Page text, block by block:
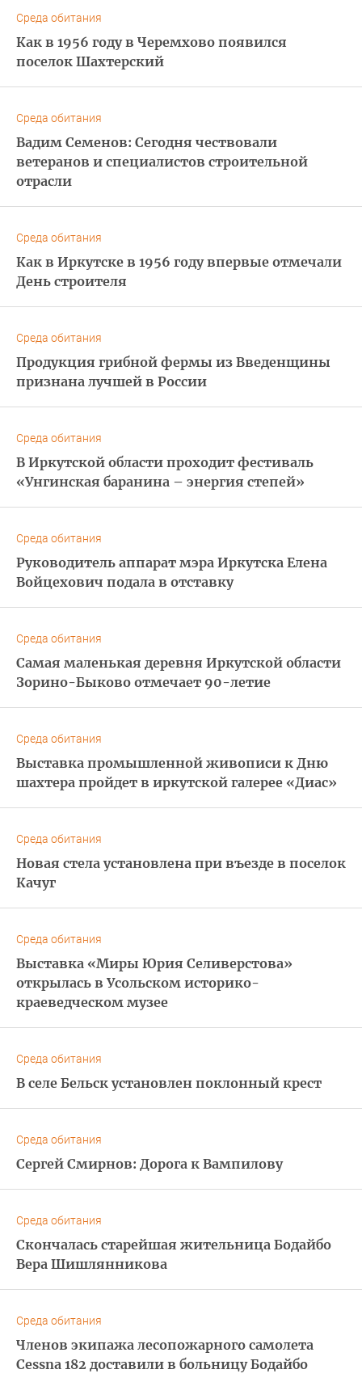
Среда обитания
Как в 1956 году в Черемхово появился
поселок Шахтерский
Среда обитания
Вадим Семенов: Сегодня чествовали
ветеранов и специалистов строительной
отрасли
Среда обитания
Как в Иркутске в 1956 году впервые отмечали
День строителя
Среда обитания
Продукция грибной фермы из Введенщины
признана лучшей в России
Среда обитания
В Иркутской области проходит фестиваль
«Унгинская баранина – энергия степей»
Среда обитания
Руководитель аппарат мэра Иркутска Елена
Войцехович подала в отставку
Среда обитания
Самая маленькая деревня Иркутской области
Зорино-Быково отмечает 90-летие
Среда обитания
Выставка промышленной живописи к Дню
шахтера пройдет в иркутской галерее «Диас»
Среда обитания
Новая стела установлена при въезде в поселок
Качуг
Среда обитания
Выставка «Миры Юрия Селиверстова»
открылась в Усольском историко-
краеведческом музее
Среда обитания
В селе Бельск установлен поклонный крест
Среда обитания
Сергей Смирнов: Дорога к Вампилову
Среда обитания
Скончалась старейшая жительница Бодайбо
Вера Шишлянникова
Среда обитания
Членов экипажа лесопожарного самолета
Cessna 182 доставили в больницу Бодайбо